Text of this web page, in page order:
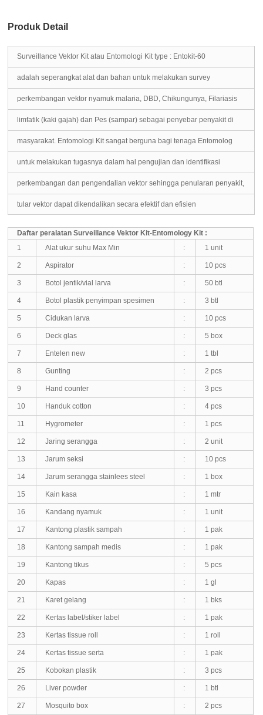
Produk Detail
Surveillance Vektor Kit atau Entomologi Kittype : Entokit-60
adalah seperangkat alat dan bahan untuk melakukan survey
perkembangan vektor nyamuk malaria, DBD, Chikungunya, Filariasis
limfatik (kaki gajah) dan Pes (sampar) sebagai penyebar penyakit di
masyarakat. Entomologi Kit sangat berguna bagi tenaga Entomolog
untuk melakukan tugasnya dalam hal pengujian dan identifikasi
perkembangan dan pengendalian vektor sehingga penularan penyakit,
tular vektor dapat dikendalikan secara efektif dan efisien
Daftar peralatan Surveillance Vektor Kit-Entomology Kit :
1
Alat ukur suhu Max Min : 1 unit
2 Aspirator : 10 pcs
3 Botol jentik/vial larva : 50 btl
4 Botol plastik penyimpan spesimen : 3 btl
5 Cidukan larva : 10 pcs
6 Deck glas : 5 box
7 Entelen new : 1 tbl
8 Gunting : 2 pcs
9 Hand counter : 3 pcs
10 Handuk cotton : 4 pcs
11 Hygrometer : 1 pcs
12 Jaring serangga : 2 unit
13 Jarum seksi : 10 pcs
14 Jarum serangga stainlees steel : 1 box
15 Kain kasa : 1 mtr
16 Kandang nyamuk : 1 unit
17 Kantong plastik sampah : 1 pak
18 Kantong sampah medis : 1 pak
19 Kantong tikus : 5 pcs
20 Kapas : 1 gl
21 Karet gelang : 1 bks
22 Kertas label/stiker label : 1 pak
23 Kertas tissue roll : 1 roll
24 Kertas tissue serta : 1 pak
25 Kobokan plastik : 3 pcs
26 Liver powder : 1 btl
27 Mosquito box : 2 pcs